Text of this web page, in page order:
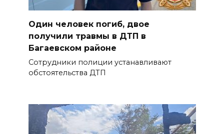
Один человек погиб, двое
получили травмы в ДТП в
Багаевском районе
Сотрудники полиции устанавливают
обстоятельства ДТП